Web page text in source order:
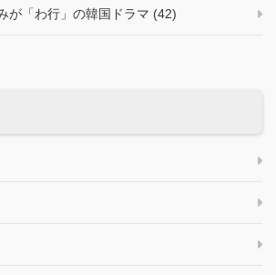
が「わ行」の韓国ドラマ (42)